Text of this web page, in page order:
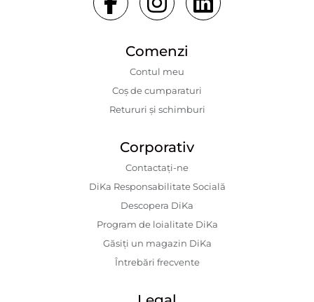
Comenzi
Contul meu
Coș de cumparaturi
Retururi și schimburi
Corporativ
Contactaţi-ne
DiKa Responsabilitate Socială
Descopera DiKa
Program de loialitate DiKa
Găsiți un magazin DiKa
Întrebări frecvente